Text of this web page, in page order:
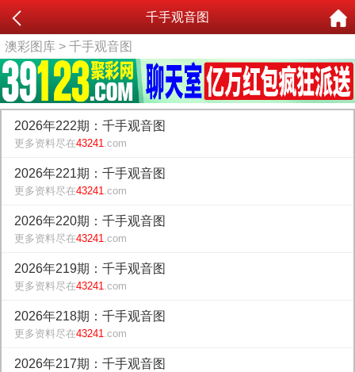
千手观音图
澳彩图库 > 千手观音图
2026年222期：千手观音图
更多资料尽在43241.com
2026年221期：千手观音图
更多资料尽在43241.com
2026年220期：千手观音图
更多资料尽在43241.com
2026年219期：千手观音图
更多资料尽在43241.com
2026年218期：千手观音图
更多资料尽在43241.com
2026年217期：千手观音图